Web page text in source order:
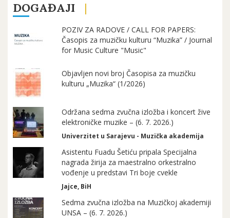
DOGAĐAJI
POZIV ZA RADOVE / CALL FOR PAPERS:
Časopis za muzičku kulturu “Muzika” / Journal
for Music Culture "Music"
Objavljen novi broj Časopisa za muzičku
kulturu „Muzika“ (1/2026)
Održana sedma zvučna izložba i koncert žive
elektroničke muzike – (6. 7. 2026.)
Univerzitet u Sarajevu - Muzička akademija
Asistentu Fuadu Šetiću pripala Specijalna
nagrada žirija za maestralno orkestralno
vođenje u predstavi Tri boje cvekle
Jajce, BiH
Sedma zvučna izložba na Muzičkoj akademiji
UNSA – (6. 7. 2026.)